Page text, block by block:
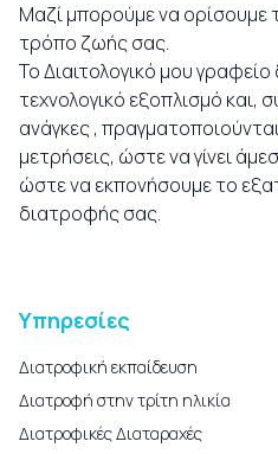
Μαζί μπορούμε να ορίσουμε
τρόπο ζωής σας.
Το Διαιτολογικό μου
τεχνολογικό εξοπλισμό και,
ανάγκες ,
μετρήσεις, ώστε να γίνει
ώστε να εκπονήσουμε το
διατροφής σας.
Υπηρεσίες
Διατροφική εκπαίδευση
Διατροφή στην τρίτη ηλικία
Διατροφικές Διαταραχές